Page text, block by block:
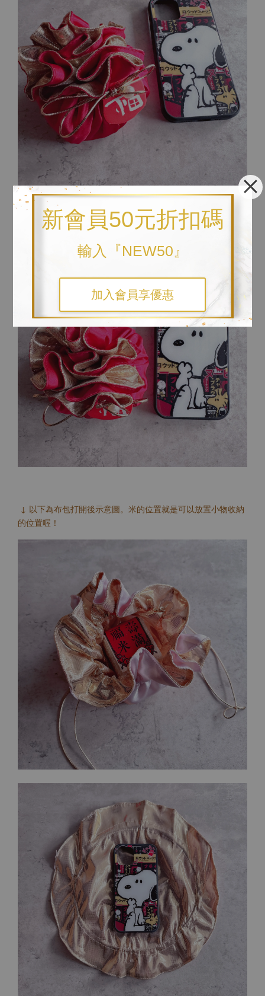
新會員50元折扣碼
輸入『NEW50』
加入會員享優惠
↓ 以下為與比例尺之對照圖。參考比例尺為iphone12pro手機
↓ 以下為布包打開後示意圖。米的位置就是可以放置小物收納
的位置喔！